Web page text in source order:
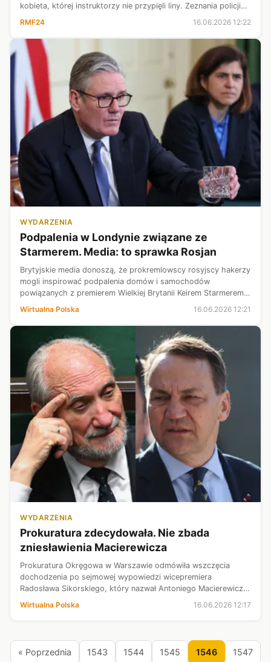
kobieta, której instruktorzy nie przypięli liny. Zeznania policji
złożyła pielęgniarka, która miała skoczyć po 21-latce. Głos w
RMF24 16.06.2026 12:22
WYDARZENIA
Podpalenia w Londynie związane ze
Starmerem. Media: to sprawka Rosjan
Brytyjskie media donoszą, że prokremlowscy rosyjscy hakerzy
mogli inspirować podpalenia domów i samochodów
powiązanych z premierem Wielkiej Brytanii Keirem Starmerem.
Informacje na ten temat ujawniły śledztwa dziennikarskie BBC i
Wirtualna Polska 16.06.2026 12:21
WYDARZENIA
Prokuratura zdecydowała. Nie zbada
zniesławienia Macierewicza
Prokuratura Okręgowa w Warszawie odmówiła wszczęcia
dochodzenia po sejmowej wypowiedzi wicepremiera
Radosława Sikorskiego, który nazwał Antoniego Macierewicza
ma przesłanek interesu społe...
Wirtualna Polska 16.06.2026 12:17
« Poprzednia 1543 1544 1545 1546 1547